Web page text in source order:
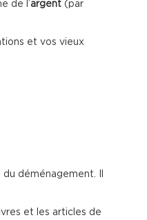
de l’argent (par
et vos vieux
déménagement. Il
et les articles de